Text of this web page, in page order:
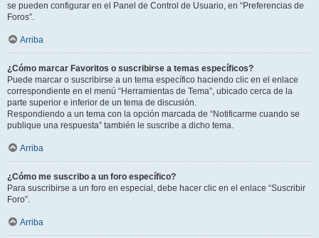
se pueden configurar en el Panel de Control de Usuario, en “Preferencias de
Foros”.
Arriba
¿Cómo marcar Favoritos o suscribirse a temas específicos?
Puede marcar o suscribirse a un tema específico haciendo clic en el enlace
correspondiente en el menú “Herramientas de Tema”, ubicado cerca de la
parte superior e inferior de un tema de discusión.
Respondiendo a un tema con la opción marcada de “Notificarme cuando se
publique una respuesta” también le suscribe a dicho tema.
Arriba
¿Cómo me suscribo a un foro específico?
Para suscribirse a un foro en especial, debe hacer clic en el enlace “Suscribir
Foro”.
Arriba